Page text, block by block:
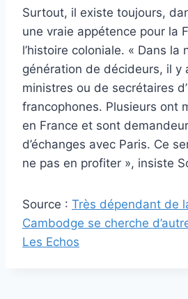
Surtout, il existe toujours,
une vraie appétence pour la
l’histoire coloniale. « Dans la
génération de décideurs, il y
ministres ou de secrétaires
francophones. Plusieurs ont
en France et sont
d’échanges avec Paris. Ce
ne pas en profiter », insiste
Source : Très dépendant de
Cambodge se cherche
Les Echos